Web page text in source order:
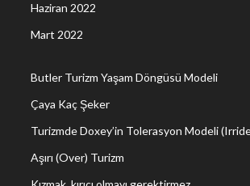
Haziran 2022
Mart 2022
Butler Turizm Yaşam Döngüsü Modeli
Çaya Kaç Şeker
Turizmde Doxey’in Tolerasyon Modeli
Aşırı (Over) Turizm